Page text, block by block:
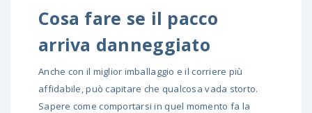
Cosa fare se il pacco
arriva danneggiato
Anche con il miglior imballaggio e il corriere più
affidabile, può capitare che qualcosa vada storto.
Sapere come comportarsi in quel momento fa la